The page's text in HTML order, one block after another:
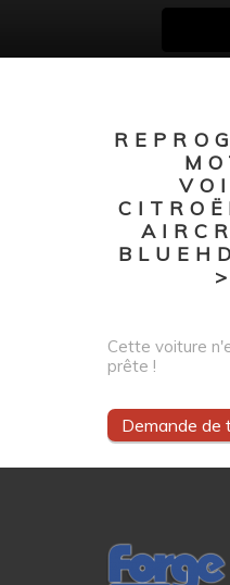
Cette voiture
prête !
Demande de